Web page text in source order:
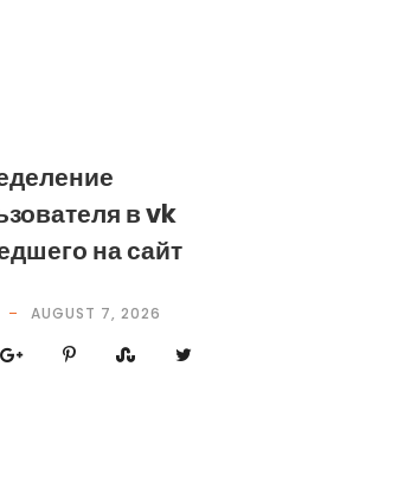
в vk
на сайт
AUGUST 7, 2026